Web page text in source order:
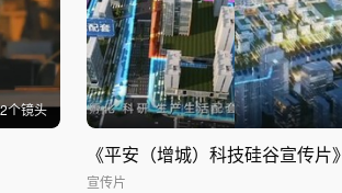
个镜头
《平安（增城）科技硅谷宣传片》
宣传片